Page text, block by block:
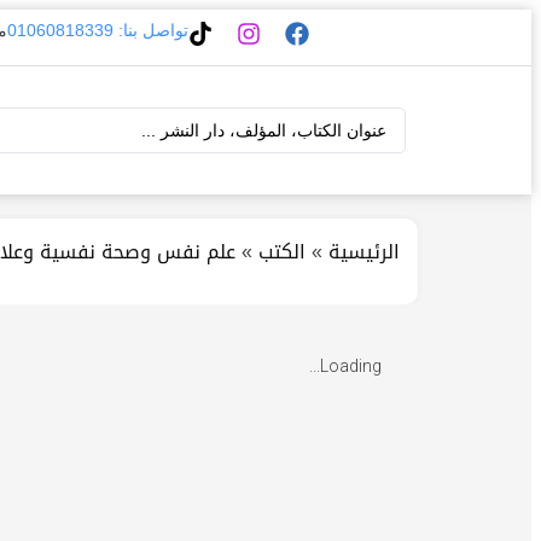
تواصل بنا: 01060818339
الرئيسية » الكتب »علم نفس وصحة نفسية
Loading...